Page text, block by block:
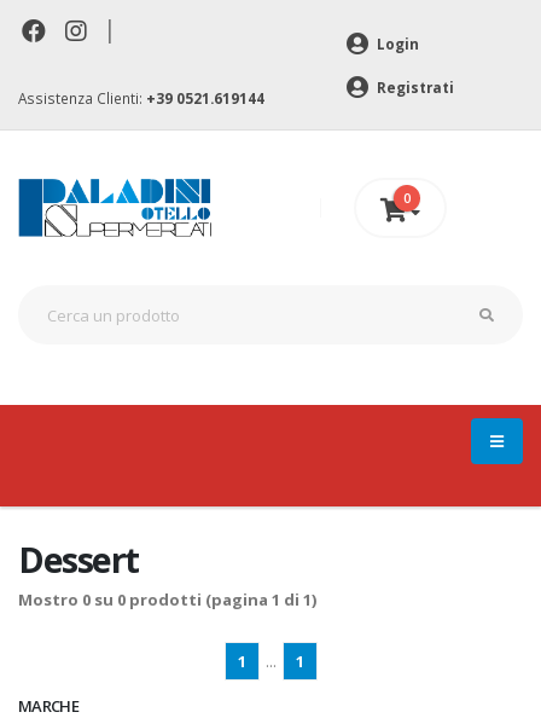
|
Assistenza Clienti: +39 0521.619144
Login
Registrati
0
MARCHE
Dessert
Mostro 0 su 0 prodotti (pagina 1 di 1)
1 ... 1